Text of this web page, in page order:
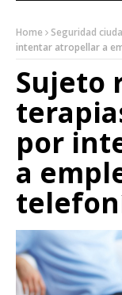
Home Seguridad
intentar atropellar a
Sujeto
por
a